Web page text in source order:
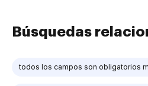
Búsquedas
todos los campos son obligatorios